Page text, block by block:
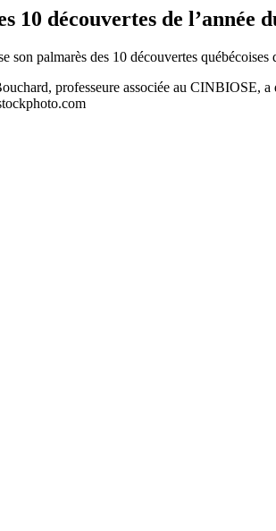
10 découvertes de l’année
son palmarès des 10 découvertes
professeure associée au CINBIOSE,